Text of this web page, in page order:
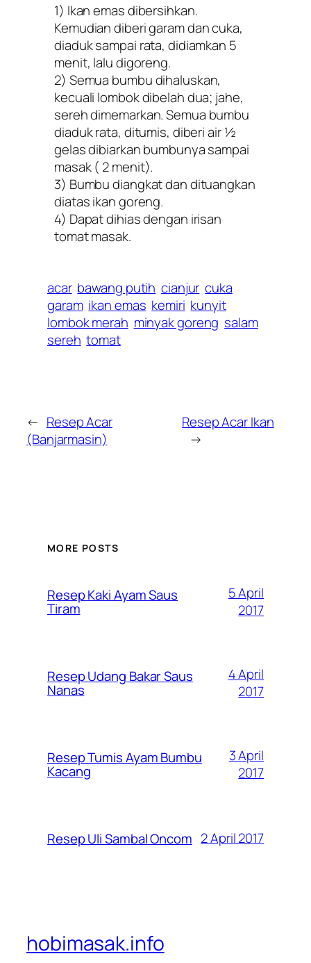
1) Ikan emas dibersihkan.
Kemudian diberi garam dan cuka,
diaduk sampai rata, didiamkan 5
menit, lalu digoreng.
2) Semua bumbu dihaluskan,
kecuali lombok dibelah dua; jahe,
sereh dimemarkan. Semua bumbu
diaduk rata, ditumis, diberi air ½
gelas dibiarkan bumbunya sampai
masak ( 2 menit).
3) Bumbu diangkat dan dituangkan
diatas ikan goreng.
4) Dapat dihias dengan irisan
tomat masak.
acar bawang putih cianjur cuka
garam ikan emas kemiri kunyit
lombok merah minyak goreng salam
sereh tomat
← Resep Acar
(Banjarmasin)
Resep Acar Ikan
→
MORE POSTS
Resep Kaki Ayam Saus
Tiram
5 April
2017
Resep Udang Bakar Saus
Nanas
4 April
2017
Resep Tumis Ayam Bumbu
Kacang
3 April
2017
Resep Uli Sambal Oncom 2 April 2017
hobimasak.info